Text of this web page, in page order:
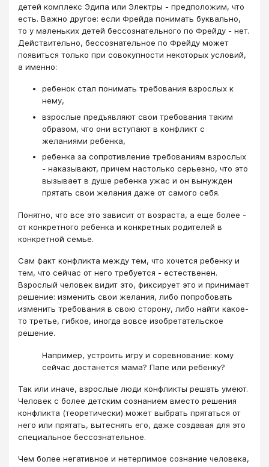
детей комплекс Эдипа или Электры - предположим, что
есть. Важно другое: если Фрейда понимать буквально,
то у маленьких детей бессознательного по Фрейду - нет.
Действительно, бессознательное по Фрейду может
появиться только при совокупности некоторых условий,
а именно:
ребенок стал понимать требования взрослых к
нему,
взрослые предъявляют свои требования таким
образом, что они вступают в конфликт с
желаниями ребенка,
ребенка за сопротивление требованиям взрослых
- наказывают, причем настолько серьезно, что это
вызывает в душе ребенка ужас и он вынужден
прятать свои желания даже от самого себя.
Понятно, что все это зависит от возраста, а еще более -
от конкретного ребенка и конкретных родителей в
конкретной семье.
Сам факт конфликта между тем, что хочется ребенку и
тем, что сейчас от него требуется - естественен.
Взрослый человек видит это, фиксирует это и принимает
решение: изменить свои желания, либо попробовать
изменить требования в свою сторону, либо найти какое-
то третье, гибкое, иногда вовсе изобретательское
решение.
Например, устроить игру и соревнование: кому
сейчас достанется мама? Папе или ребенку?
Так или иначе, взрослые люди конфликты решать умеют.
Человек с более детским сознанием вместо решения
конфликта (теоретически) может выбрать прятаться от
него или прятать, вытеснять его, даже создавая для это
специальное бессознательное.
Чем более негативное и нетерпимое сознание человека,